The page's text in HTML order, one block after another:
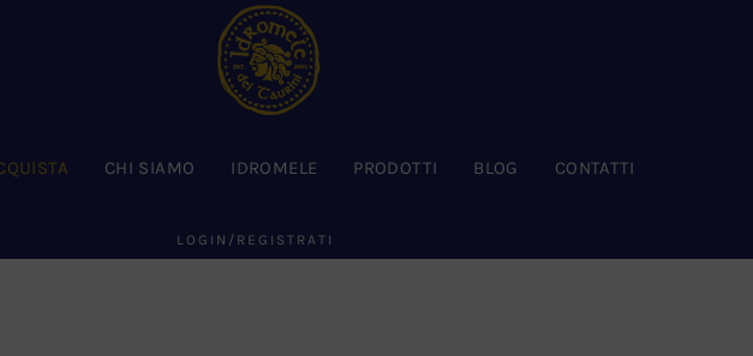
CHI SIAMO IDROMELE PRODOTTI BLOG CONTATTI
LOGIN/REGISTRATI